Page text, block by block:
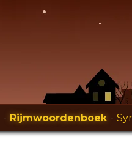
Rijmwoordenboek